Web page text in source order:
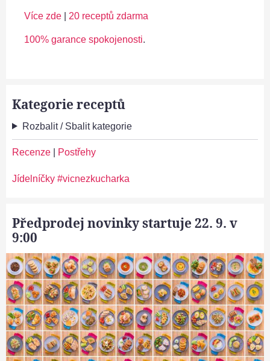
Více zde 20 receptů zdarma
100% garance spokojenosti.
Kategorie receptů
Rozbalit / Sbalit kategorie
Recenze Postřehy
Jídelníčky #vicnezkucharka
Předprodej novinky startuje 22. 9. v
9:00